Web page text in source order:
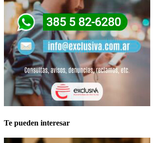
Te pueden interesar